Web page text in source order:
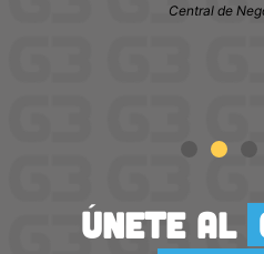
Central de
únete al